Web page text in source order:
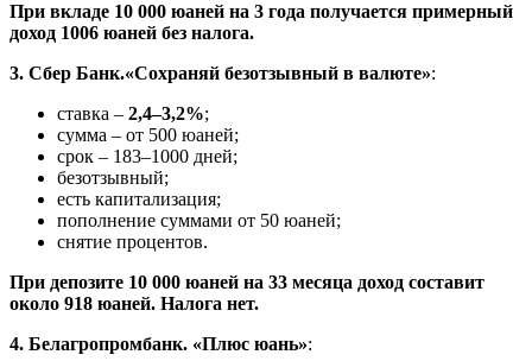
При вкладе 10 000 юаней на 3 года получается примерный
доход 1006 юаней без налога.
3. Сбер Банк.«Сохраняй безотзывный в валюте»:
ставка – 2,4–3,2%;
сумма – от 500 юаней;
срок – 183–1000 дней;
безотзывный;
есть капитализация;
пополнение суммами от 50 юаней;
снятие процентов.
При депозите 10 000 юаней на 33 месяца доход составит
около 918 юаней. Налога нет.
4. Белагропромбанк. «Плюс юань»: